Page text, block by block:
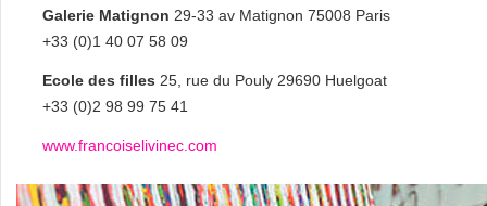
Galerie Matignon 29-33 av Matignon 75008 Paris
+33 (0)1 40 07 58 09
Ecole des filles 25, rue du Pouly 29690 Huelgoat
+33 (0)2 98 99 75 41
www.francoiselivinec.com